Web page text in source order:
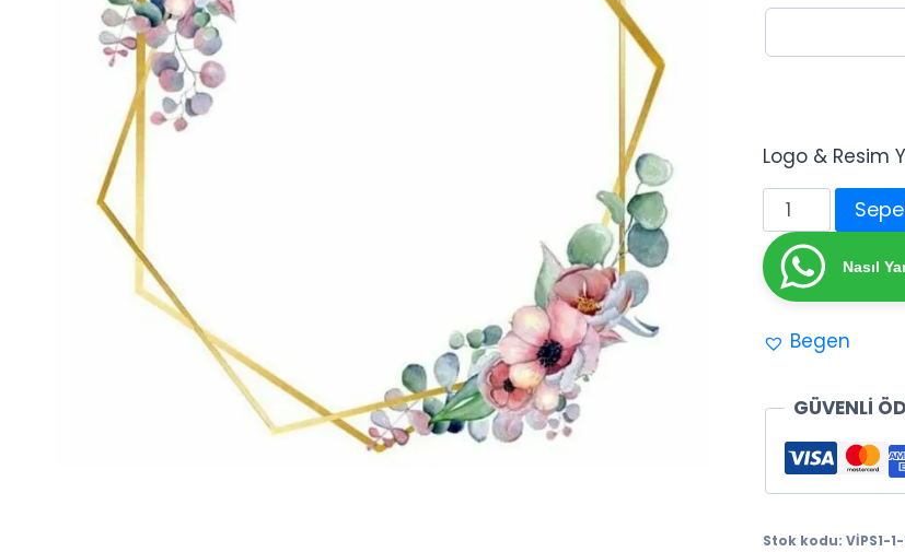
Logo & Resim
Söz
-
Kına
-
Hatıra
adet
Nasıl
Begen
GÜVENLİ
Stok kodu: VİPS1-